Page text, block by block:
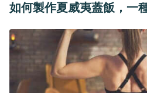
Psychiatry. 2019;10:164.
doi:10.3389/fpsyt.2019.00164
Guarino A, Guandalini S, Lo
Prevention and Treatment of
2015;49 Suppl 1:S37-S45.
如何製作夏威夷蓋飯，一